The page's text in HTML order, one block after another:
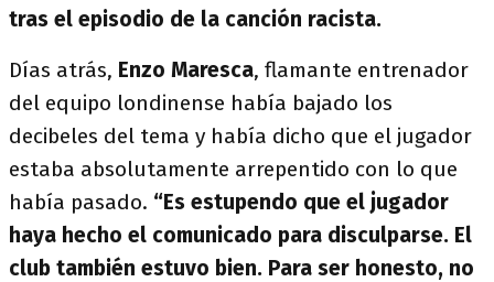
tras el episodio de la canción racista.
Días atrás, Enzo Maresca, flamante entrenador
del equipo londinense había bajado los
decibeles del tema y había dicho que el jugador
estaba absolutamente arrepentido con lo que
había pasado. “Es estupendo que el jugador
haya hecho el comunicado para disculparse. El
club también estuvo bien. Para ser honesto, no